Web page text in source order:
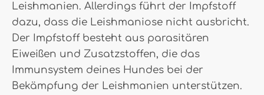
Leishmanien. Allerdings führt der Impfstoff
dazu, dass die Leishmaniose nicht ausbricht.
Der Impfstoff besteht aus parasitären
Eiweißen und Zusatzstoffen, die das
Immunsystem deines Hundes bei der
Bekämpfung der Leishmanien unterstützen.